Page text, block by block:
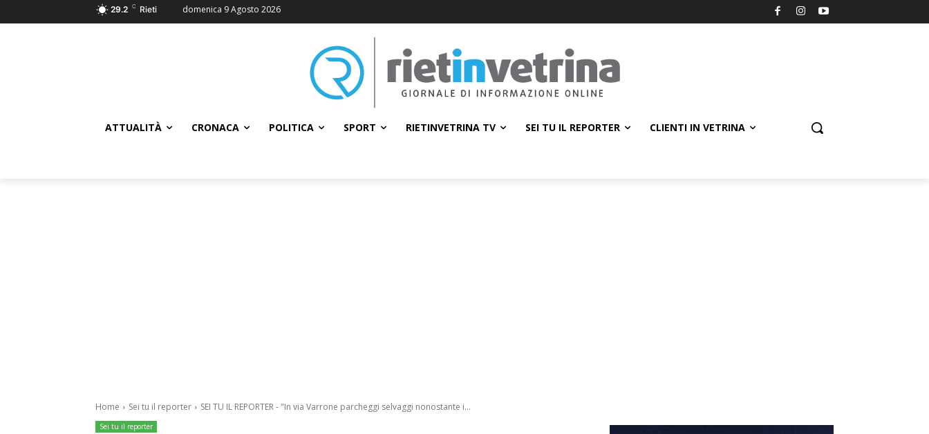
29.2 C Rieti domenica 9 Agosto 2026
ATTUALITÀ CRONACA POLITICA SPORT RIETINVETRINA TV SEI TU IL REPORTER CLIENTI IN VETRINA
Home Sei tu il reporter SEI TU IL REPORTER - "In via Varrone parcheggi selvaggi nonostante i...
Sei tu il reporter